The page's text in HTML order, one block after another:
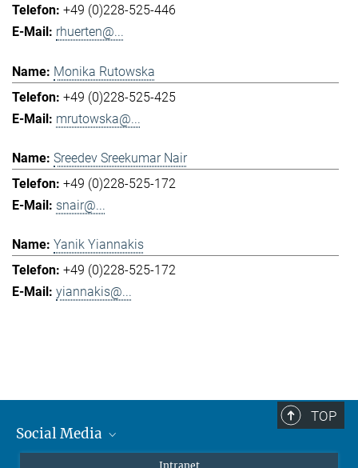
+49 (0)228-525-446
rhuerten@...
Monika Rutowska
+49 (0)228-525-425
mrutowska@...
Sreedev Sreekumar Nair
+49 (0)228-525-172
snair@...
Yanik Yiannakis
+49 (0)228-525-172
yiannakis@...
TOP
Social Media
Intranet